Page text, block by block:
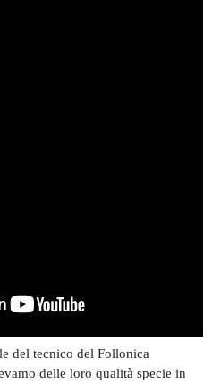
del tecnico del Follonica
delle loro qualità specie in